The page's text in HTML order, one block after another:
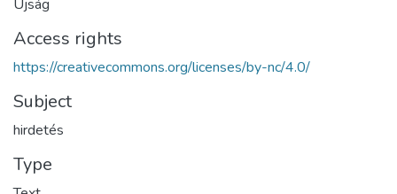
Újság
Access rights
https://creativecommons.org/licenses/by-nc/4.0/
Subject
hirdetés
Type